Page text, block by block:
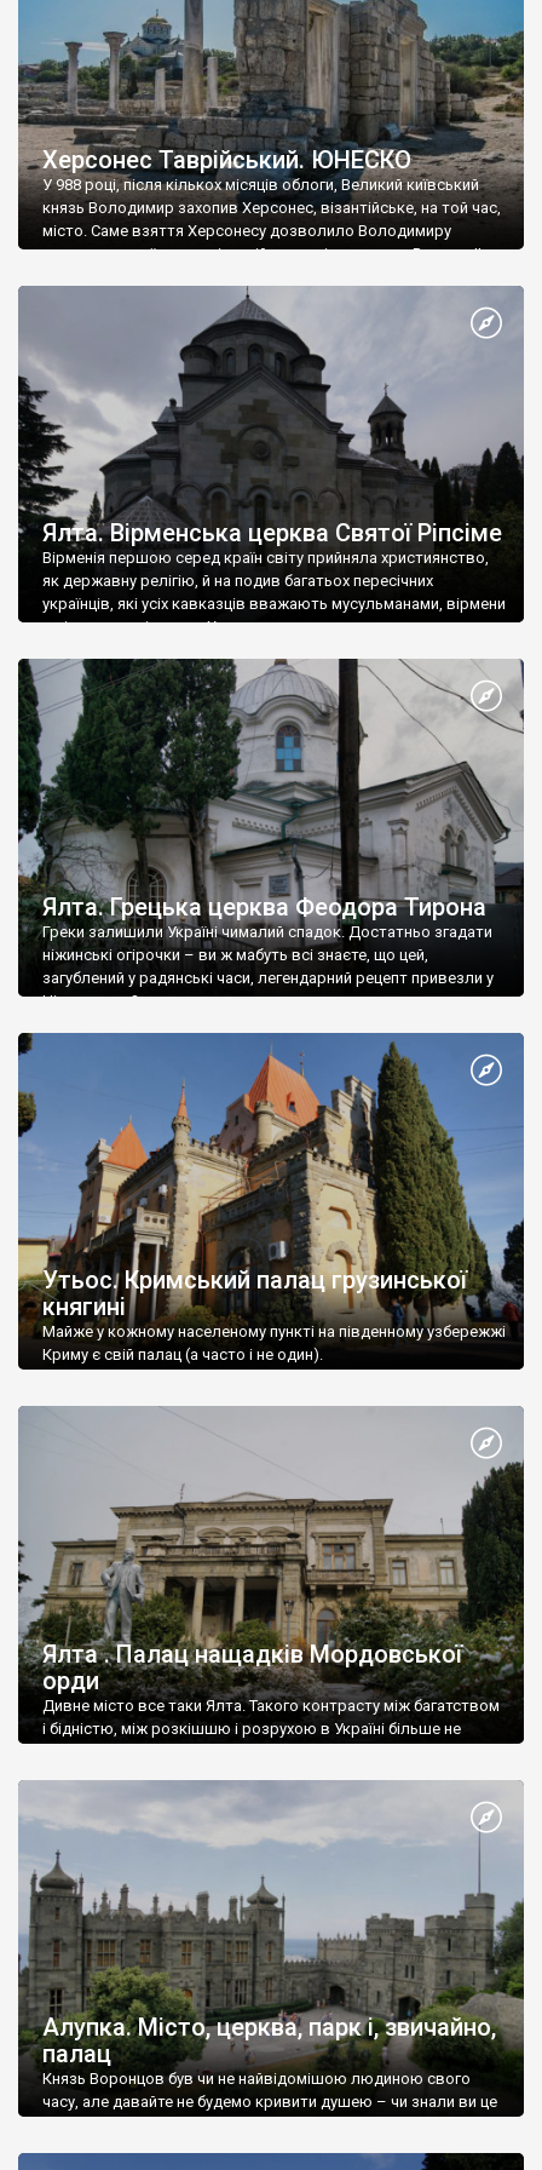
Херсонес Таврійський. ЮНЕСКО
У 988 році, після кількох місяців облоги, Великий київський
князь Володимир захопив Херсонес, візантійське, на той час,
місто. Саме взяття Херсонесу дозволило Володимиру
диктувати свої умови візантійському імператору Василю ІІ, та
Херсонесі Володимир-язичник, став Василем-християнином.
А потім було Хрещення Русі. На честь Херсонесу Таврійського
Ялта. Вірменська церква Святої Ріпсіме
Вірменія першою серед країн світу прийняла християнство,
як державну релігію, й на подив багатьох пересічних
українців, які усіх кавказців вважають мусульманами, вірмени
є відданими вірянами Христа
Ялта. Грецька церква Феодора Тирона
Греки залишили Україні чималий спадок. Достатньо згадати
ніжинські огірочки – ви ж мабуть всі знаєте, що цей,
загублений у радянські часи, легендарний рецепт привезли у
Ніжин греки?
Утьос. Кримський палац грузинської
княгині
Майже у кожному населеному пункті на південному узбережжі
Криму є свій палац (а часто і не один).
Ялта . Палац нащадків Мордовської
орди
Дивне місто все таки Ялта. Такого контрасту між багатством
і бідністю, між розкішшю і розрухою в Україні більше не
Алупка. Місто, церква, парк і, звичайно,
палац
Князь Воронцов був чи не найвідомішою людиною свого
часу, але давайте не будемо кривити душею – чи знали ви це